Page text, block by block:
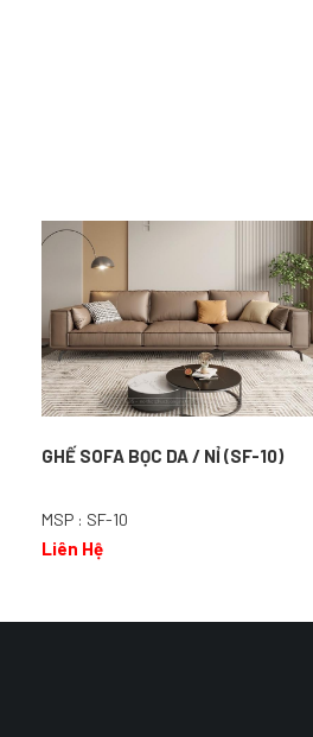
GHẾ SOFA BỌC DA / NỈ (SF-10)
MSP : SF-10
Liên Hệ